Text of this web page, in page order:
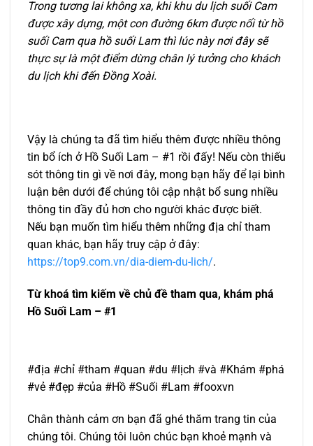
Trong tương lai không xa, khi khu du lịch suối Cam
được xây dựng, một con đường 6km được nối từ hồ
suối Cam qua hồ suối Lam thì lúc này nơi đây sẽ
thực sự là một điểm dừng chân lý tưởng cho khách
du lịch khi đến Đồng Xoài.
Vậy là chúng ta đã tìm hiểu thêm được nhiều thông
tin bổ ích ở Hồ Suối Lam – #1 rồi đấy! Nếu còn thiếu
sót thông tin gì về nơi đây, mong bạn hãy để lại bình
luận bên dưới để chúng tôi cập nhật bổ sung nhiều
thông tin đầy đủ hơn cho người khác được biết.
Nếu bạn muốn tìm hiểu thêm những địa chỉ tham
quan khác, bạn hãy truy cập ở đây:
https://top9.com.vn/dia-diem-du-lich/.
Từ khoá tìm kiếm về chủ đề tham qua, khám phá
Hồ Suối Lam – #1
#địa #chỉ #tham #quan #du #lịch #và #Khám #phá
#vẻ #đẹp #của #Hồ #Suối #Lam #fooxvn
Chân thành cảm ơn bạn đã ghé thăm trang tin của
chúng tôi. Chúng tôi luôn chúc bạn khoẻ mạnh và